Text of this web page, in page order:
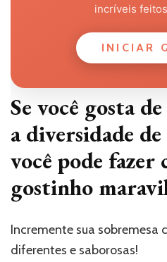
incríveis
INICIAR
Se você gosta
a diversidade
você pode fazer
gostinho
Incremente sua sobremesa
diferentes e saborosas!